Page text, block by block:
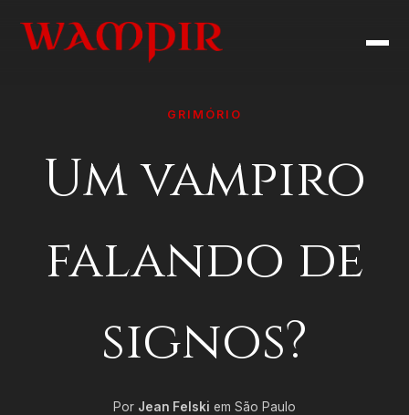
GRIMÓRIO
Um vampiro
falando de
signos?
Por Jean Felski em São Paulo